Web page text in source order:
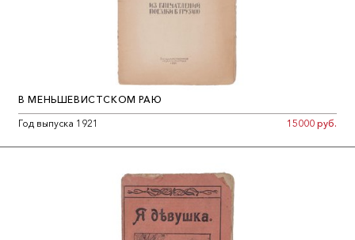
В МЕНЬШЕВИСТСКОМ РАЮ
Год выпуска 1921
15000 руб.